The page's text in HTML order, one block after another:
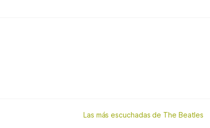
Las más escuchadas de The Beatles